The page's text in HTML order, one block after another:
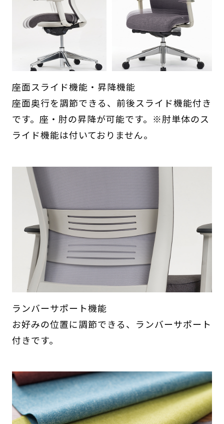
座面スライド機能・昇降機能
座面奥行を調節できる、前後スライド機能付き
です。座・肘の昇降が可能です。※肘単体のス
ライド機能は付いておりません。
ランバーサポート機能
お好みの位置に調節できる、ランバーサポート
付きです。